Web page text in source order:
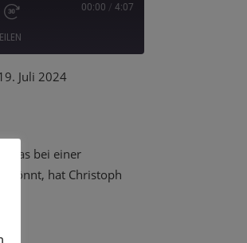
00:00 / 4:07
Juli 2024
das bei einer
könnt, hat Christoph